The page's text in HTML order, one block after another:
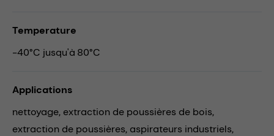
Temperature
-40°C jusqu'à 80°C
Applications
nettoyage, extraction de poussières de bois,
extraction de poussières, aspirateurs industriels,